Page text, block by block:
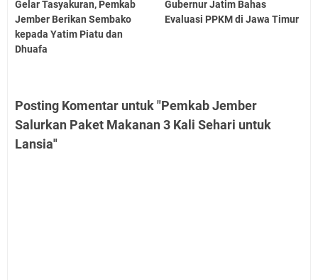
Gelar Tasyakuran, Pemkab
Jember Berikan Sembako
kepada Yatim Piatu dan
Dhuafa
Gubernur Jatim Bahas
Evaluasi PPKM di Jawa Timur
Posting Komentar untuk "Pemkab Jember
Salurkan Paket Makanan 3 Kali Sehari untuk
Lansia"